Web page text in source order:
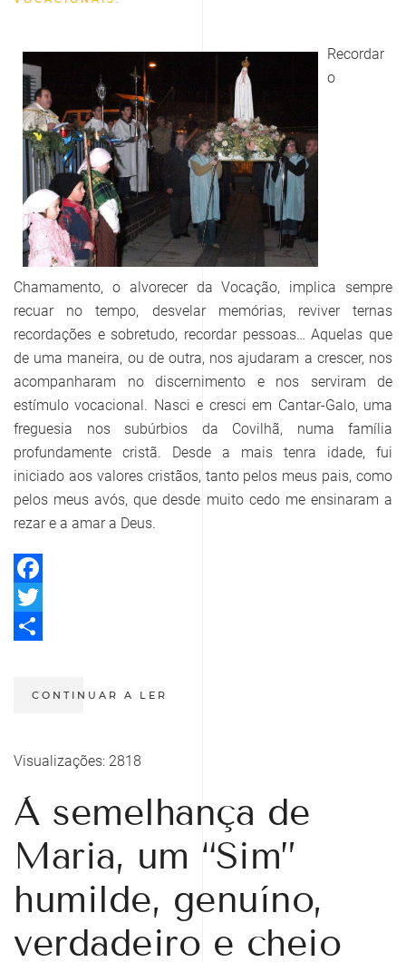
Recordar
o
Chamamento, o alvorecer da Vocação, implica sempre
recuar no tempo, desvelar memórias, reviver ternas
recordações e sobretudo, recordar pessoas… Aquelas que
de uma maneira, ou de outra, nos ajudaram a crescer, nos
acompanharam no discernimento e nos serviram de
estímulo vocacional. Nasci e cresci em Cantar-Galo, uma
freguesia nos subúrbios da Covilhã, numa família
profundamente cristã. Desde a mais tenra idade, fui
iniciado aos valores cristãos, tanto pelos meus pais, como
pelos meus avós, que desde muito cedo me ensinaram a
rezar e a amar a Deus.
Facebook
Twitter
CONTINUAR A LER
Visualizações: 2818
À semelhança de
Maria, um “Sim”
humilde, genuíno,
verdadeiro e cheio